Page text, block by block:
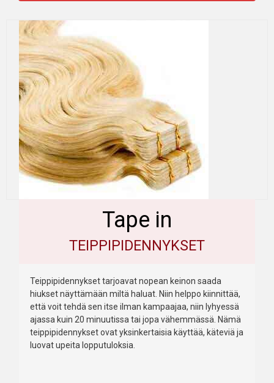
Tape in
TEIPPIPIDENNYKSET
Teippipidennykset tarjoavat nopean keinon saada
hiukset näyttämään miltä haluat. Niin helppo kiinnittää,
että voit tehdä sen itse ilman kampaajaa, niin lyhyessä
ajassa kuin 20 minuutissa tai jopa vähemmässä. Nämä
teippipidennykset ovat yksinkertaisia käyttää, käteviä ja
luovat upeita lopputuloksia.